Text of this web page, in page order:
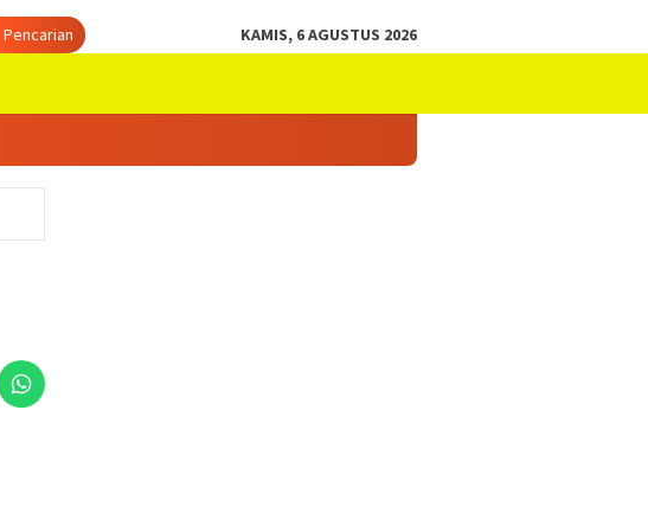
Pencarian KAMIS, 6 AGUSTUS 2026